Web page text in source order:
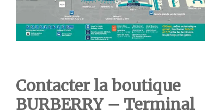
Contacter la boutique
BURBERRY – Terminal